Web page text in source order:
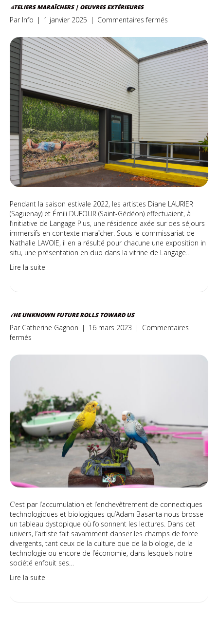
ATELIERS MARAÎCHERS | OEUVRES EXTÉRIEURES
Par Info | 1 janvier 2025 | Commentaires fermés
maraîchers
|
Oeuvres
extérieures
Pendant la saison estivale 2022, les artistes Diane LAURIER
(Saguenay) et Émili DUFOUR (Saint-Gédéon) effectuaient, à
l’initiative de Langage Plus, une résidence axée sur des séjours
immersifs en contexte maraîcher. Sous le commissariat de
Nathalie LAVOIE, il en a résulté pour chacune une exposition in
situ, une présentation en duo dans la vitrine de Langage…
Lire la suite
THE UNKNOWN FUTURE ROLLS TOWARD US
Par Catherine Gagnon | 16 mars 2023 | Commentaires
fermés
unknown
toward
us
C’est par l’accumulation et l’enchevêtrement de connectiques
technologiques et biologiques qu’Adam Basanta nous brosse
un tableau dystopique où foisonnent les lectures. Dans cet
univers, l’artiste fait savamment danser les champs de force
divergents, tant ceux de la culture que de la biologie, de la
technologie ou encore de l’économie, dans lesquels notre
société enfouit ses…
Lire la suite